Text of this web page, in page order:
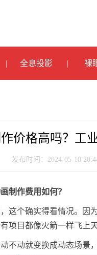
全息投影 裸
价格高吗？工
发布时间：2024-05-10
制作费用如何？
这个确实得看情况。
项目都像火箭一样飞上
不动就变换成动态场景